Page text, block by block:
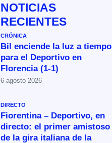
NOTICIAS
RECIENTES
CRÓNICA
Bil enciende la luz a tiempo
para el Deportivo en
Florencia (1-1)
6 agosto 2026
DIRECTO
Fiorentina – Deportivo, en
directo: el primer amistoso
de la gira italiana de la